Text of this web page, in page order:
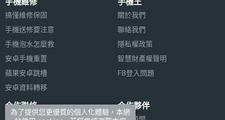
本
衛星定
位
GLONASS, GPS, iBeacon
感應器
陀螺儀
搞懂維修保固
手機送修要注意
手機泡水怎麼救
安卓手機重置
蘋果安卓跳槽
安卓資料轉移
關於我們
聯絡我們
隱私權政策
智慧財產權聲明
FB登入問題
合作聯絡 合作夥伴
為了提供您更優質的個人化體驗，本網